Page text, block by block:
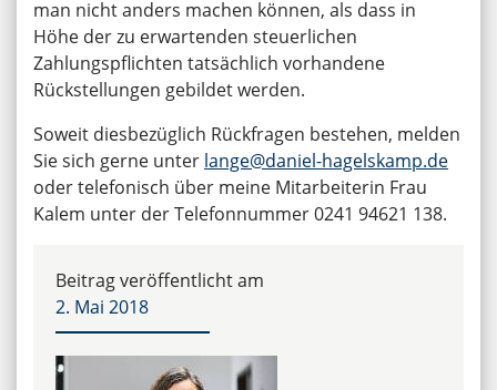
man nicht anders machen können, als dass in
Höhe der zu erwartenden steuerlichen
Zahlungspflichten tatsächlich vorhandene
Rückstellungen gebildet werden.
Soweit diesbezüglich Rückfragen bestehen, melden
Sie sich gerne unter lange@daniel-hagelskamp.de
oder telefonisch über meine Mitarbeiterin Frau
Kalem unter der Telefonnummer 0241 94621 138.
Beitrag veröffentlicht am
2. Mai 2018